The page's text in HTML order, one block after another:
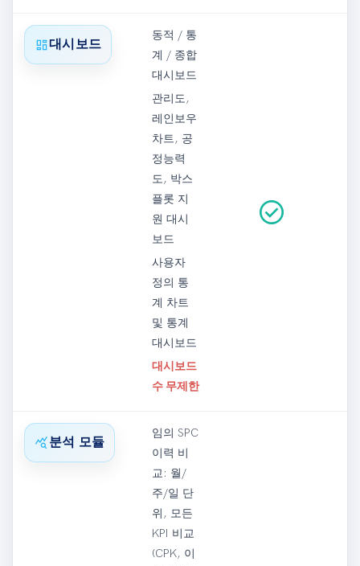
dashboard대시보드
동적 / 통
계 / 종합
대시보드
관리도,
레인보우
차트, 공
정능력
도, 박스
플롯 지
원 대시
보드
사용자
정의 통
계 차트
및 통계
대시보드
대시보드
수 무제한
check_circle
query_stats분석 모듈
임의 SPC
이력 비
교: 월/
주/일 단
위, 모든
KPI 비교
(CPK, 이